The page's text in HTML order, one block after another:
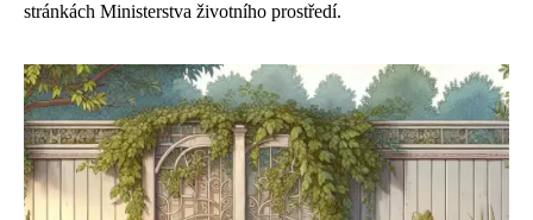
stránkách Ministerstva životního prostředí.